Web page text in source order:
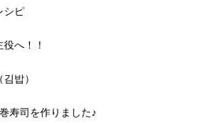
シピ
へ！！
밥）
寿司を作りました♪